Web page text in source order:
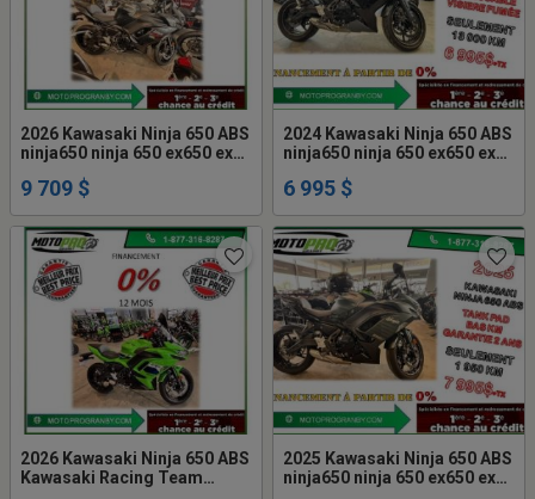
2026 Kawasaki Ninja 650 ABS
ninja650 ninja 650 ex650 ex
9 709 $
2024 Kawasaki Ninja 650 ABS
ninja650 ninja 650 ex650 ex
6 995 $
2026 Kawasaki Ninja 650 ABS
Kawasaki Racing Team
2025 Kawasaki Ninja 650 ABS
ninja650 ninja 650 ex650 ex